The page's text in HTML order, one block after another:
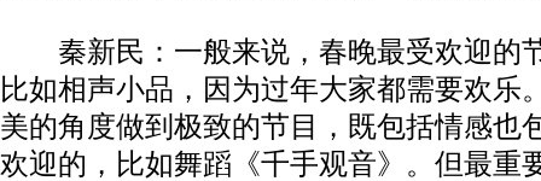
秦新民：一般来说，春晚最受欢迎的
比如相声小品，因为过年大家都需要欢乐
美的角度做到极致的节目，既包括情感也
欢迎的，比如舞蹈《千手观音》。但最重